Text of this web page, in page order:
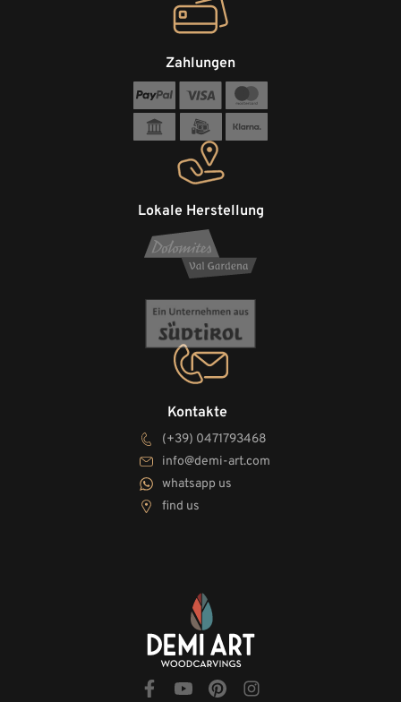
Kontakte
(+39) 0471793468
info@demi-art.com
whatsapp us
find us
Lokale Herstellung
Zahlungen